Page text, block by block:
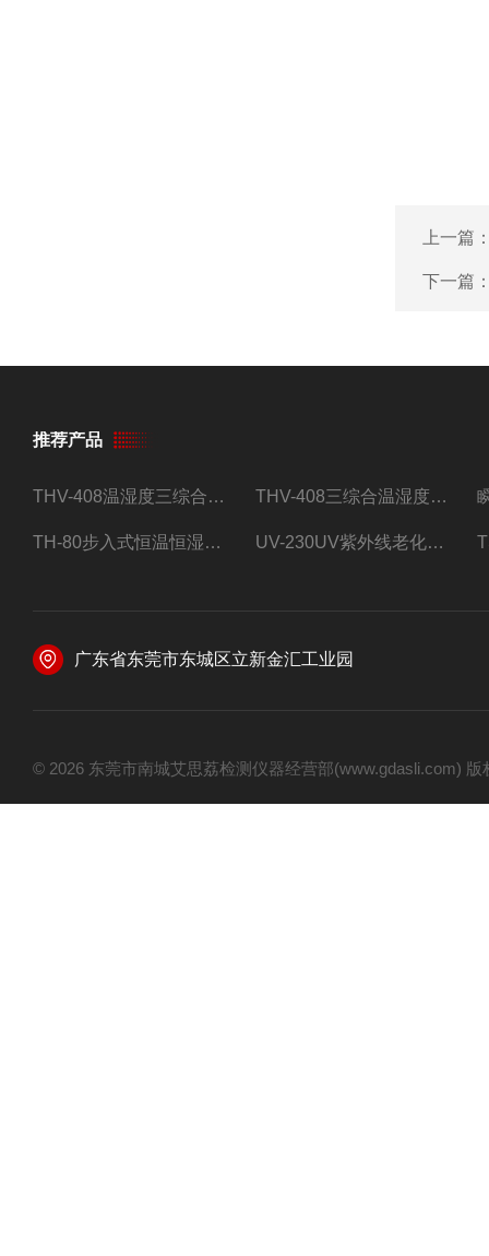
上一篇
下一篇
推荐产品
THV-408温湿度三综合试验箱 THV-408三综合温湿度振动试验箱
TH-80步入式恒温恒湿试验房 UV-230UV紫外线老化试验箱
广东省东莞市东城区立新金汇工业园
© 2026 东莞市南城艾思荔检测仪器经营部(www.gdasli.com)